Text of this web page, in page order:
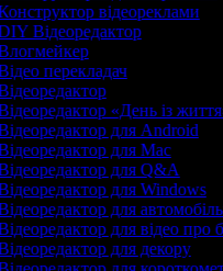
відеореклами
Відеоредактор
перекладач
«День із
для Android
для Mac
для Q&A
для Windows
для
для відео про
для декору